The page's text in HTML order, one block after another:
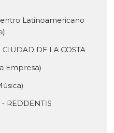
Latinoamericano
CIUDAD DE LA COSTA
Empresa)
REDDENTIS